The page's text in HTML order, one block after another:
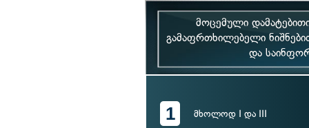
მოცემული
გამაფრთხილებელი
და
1 მხოლოდ I და III